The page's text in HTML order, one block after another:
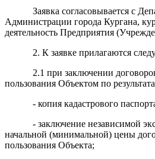
Заявка согласовывается с
Администрации города Кургана,
деятельность Предприятия
2. К заявке прилагаются
2.1 при заключении
пользования Объектом по
- копия кадастрового
- заключение независимой
начальной (минимальной) цены
пользования Объекта;